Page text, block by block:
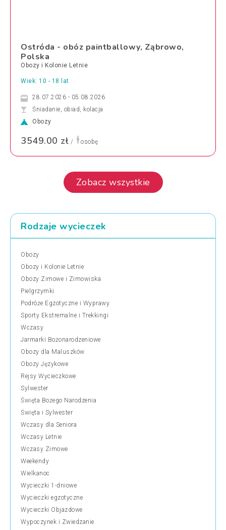
Ostróda - obóz paintballowy, Ząbrowo,
Polska
Obozy i Kolonie Letnie
Wiek: 10 - 18 lat
28.07.2026 - 05.08.2026
Śniadanie, obiad, kolacja
Obozy
3549.00 zł / osobę
Zobacz wszystkie
Rodzaje wycieczek
Obozy
Obozy i Kolonie Letnie
Obozy Zimowe i Zimowiska
Pielgrzymki
Podróże Egzotyczne i Wyprawy
Sporty Ekstremalne i Trekkingi
Wczasy
Jarmarki Bożonarodzeniowe
Obozy dla Maluszków
Obozy Językowe
Rejsy Wycieczkowe
Sylwester
Święta Bożego Narodzenia
Święta i Sylwester
Wczasy dla Seniora
Wczasy Letnie
Wczasy Zimowe
Weekendy
Wielkanoc
Wycieczki 1-dniowe
Wycieczki egzotyczne
Wycieczki Objazdowe
Wypoczynek i Zwiedzanie